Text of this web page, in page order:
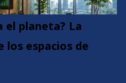
el planeta? La
los espacios de